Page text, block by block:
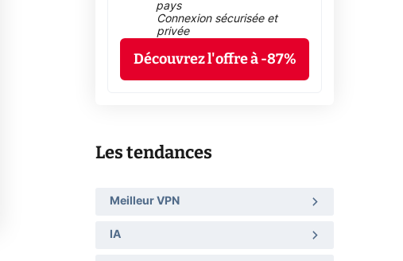
pays
Connexion sécurisée et
privée
Découvrez l'offre à -87%
Les tendances
Meilleur VPN
IA